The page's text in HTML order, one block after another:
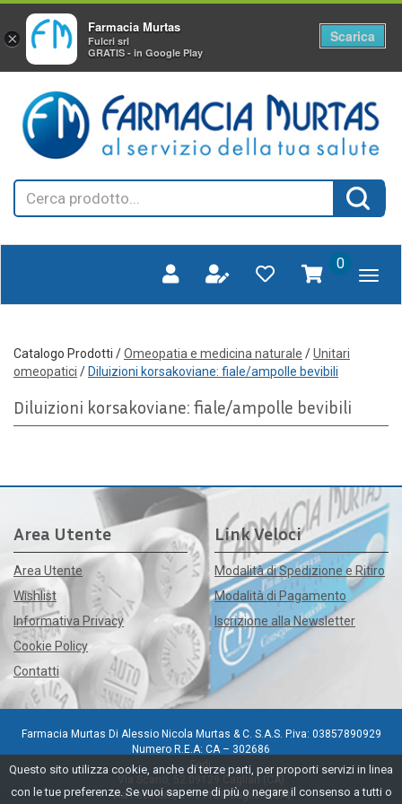
contenuto
principale
Questo sito utilizza cookie, anche di terze parti, per proporti servizi in linea
con le tue preferenze. Se vuoi saperne di più o negare il consenso a tutti o
SCANO
Cerca
Prodotto
0prodotti
inseriti
Catalogo Prodotti /Omeopatia e medicina naturale /Unitari
omeopatici / Diluizioni korsakoviane: fiale/ampolle bevibili
Diluizioni korsakoviane: fiale/ampolle bevibili
Area Utente
Area Utente
Wishlist
Informativa Privacy
Cookie Policy
Contatti
Link Veloci
Modalità di Spedizione e Ritiro
Modalità di Pagamento
Iscrizione alla Newsletter
Farmacia Murtas Di Alessio Nicola Murtas & C. S.A.S. P.iva: 03857890929
Numero R.E.A: CA – 302686
Sedi:
Via Scano, 52 09129 Cagliari (CA)
Via Pacinotti, 21 09128 Cagliari (CA)
×
Farmacia Murtas
Fulcri srl
GRATIS - in Google Play
Scarica